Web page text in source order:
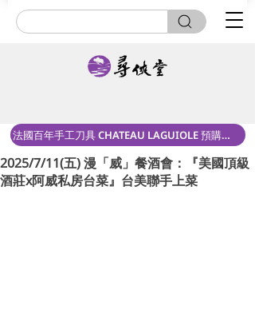
法國百年手工刀具 CHATEAU LAGUIOLE 預購中！
2025/7/11(五) 漫「威」餐酒會：『美國頂級
酒莊x阿威私房台菜』台美聯手上菜